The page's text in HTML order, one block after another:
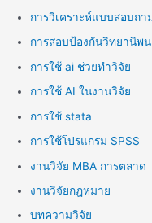
การวิเคราะห์แบบสอบถา
การสอบป้องกันวิทยานิพ
การใช้ ai ช่วยทำวิจัย
การใช้ AI ในงานวิจัย
การใช้ stata
การใช้โปรแกรม SPSS
งานวิจัย MBA การตลาด
งานวิจัยกฎหมาย
บทความวิจัย